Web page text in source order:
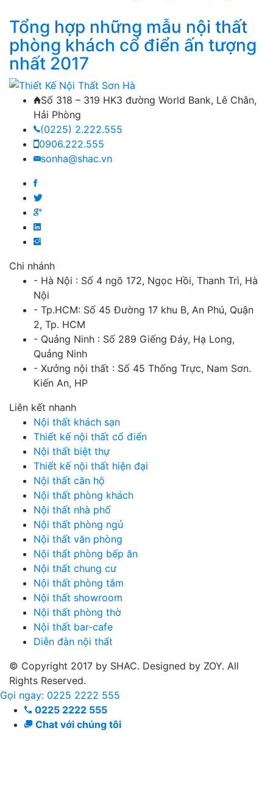
Tổng hợp những mẫu nội thất
phòng khách cổ điển ấn tượng
nhất 2017
Số 318 – 319 HK3 đường World Bank, Lê Chân,
Hải Phòng
(0225) 2.222.555
0906.222.555
sonha@shac.vn
Chi nhánh
- Hà Nội : Số 4 ngõ 172, Ngọc Hồi, Thanh Trì, Hà
Nội
- Tp.HCM: Số 45 Đường 17 khu B, An Phú, Quận
2, Tp. HCM
- Quảng Ninh : Số 289 Giếng Đáy, Hạ Long,
Quảng Ninh
- Xưởng nội thất : Số 45 Thống Trực, Nam Sơn.
Kiến An, HP
Liên kết nhanh
Nội thất khách sạn
Thiết kế nội thất cổ điển
Nội thất biệt thự
Thiết kế nội thất hiện đại
Nội thất căn hộ
Nội thất phòng khách
Nội thất nhà phố
Nội thất phòng ngủ
Nội thất văn phòng
Nội thất phòng bếp ăn
Nội thất chung cư
Nội thất phòng tắm
Nội thất showroom
Nội thất phòng thờ
Nội thất bar-cafe
Diễn đàn nội thất
© Copyright 2017 by SHAC. Designed by ZOY. All
Rights Reserved.
Gọi ngay: 0225 2222 555
0225 2222 555
Chat với chúng tôi